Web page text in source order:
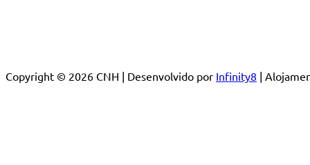
Copyright © 2026 CNH | Desenvolvido por Infinity8 |